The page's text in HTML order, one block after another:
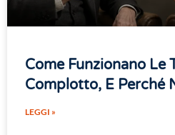
Come Funzionano Le
Complotto, E Perché
LEGGI »